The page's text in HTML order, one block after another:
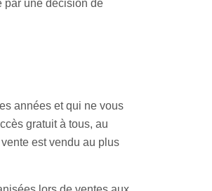
par une décision de
années et qui ne vous
gratuit à tous, au
est vendu au plus